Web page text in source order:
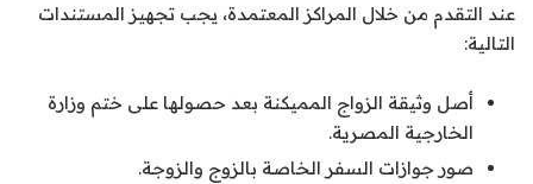
عند التقدم من خلال المراكز المعتمدة، يجب تجهيز المستندات
التالية:
أصل وثيقة الزواج المميكنة بعد حصولها على ختم وزارة
الخارجية المصرية.
صور جوازات السفر الخاصة بالزوج والزوجة.